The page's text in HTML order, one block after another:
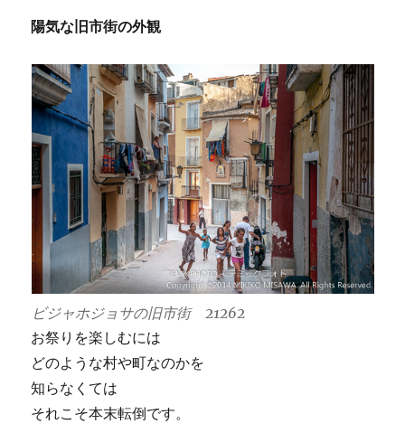
陽気な旧市街の外観
ビジャホジョサの旧市街 21262
お祭りを楽しむには
どのような村や町なのかを
知らなくては
それこそ本末転倒です。